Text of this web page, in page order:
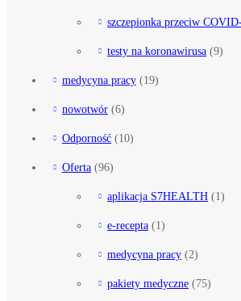
szczepionka przeciw
testy na koronawirusa (9)
medycyna pracy (19)
nowotwór (6)
Odporność (10)
Oferta (96)
aplikacja S7HEALTH (1)
e-recepta (1)
medycyna pracy (2)
pakiety medyczne (75)